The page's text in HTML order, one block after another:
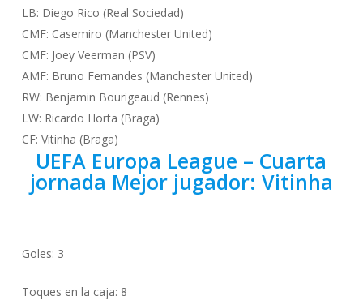
LB: Diego Rico (Real Sociedad)
CMF: Casemiro (Manchester United)
CMF: Joey Veerman (PSV)
AMF: Bruno Fernandes (Manchester United)
RW: Benjamin Bourigeaud (Rennes)
LW: Ricardo Horta (Braga)
CF: Vitinha (Braga)
UEFA Europa League – Cuarta
jornada Mejor jugador: Vitinha
Goles: 3
Toques en la caja: 8